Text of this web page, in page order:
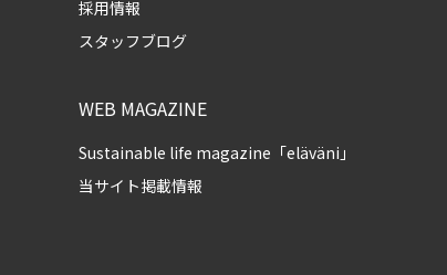
採用情報
スタッフブログ
WEB MAGAZINE
Sustainable life magazine「eläväni」
当サイト掲載情報